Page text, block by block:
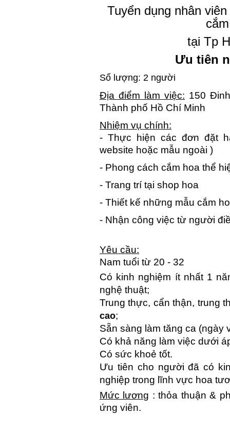
Tuyển dụng nhân
tại Tp
Ưu tiên
Số lượng: 2 người
Địa điểm làm việc: 150
Thành phố Hồ Chí Minh
Nhiệm vụ chính:
- Thực hiện các đơn đặt
website hoặc mẫu ngoài )
- Phong cách cắm hoa thể
- Trang trí tại shop hoa
- Thiết kế những mẫu cắm
- Nhận công việc từ người
Yêu cầu:
Nam tuổi từ 20 - 32
Có kinh nghiệm ít nhất 1
nghệ thuật;
Trung thực, cẩn thận, trung
cao;
Sẵn sàng làm tăng ca (ngày
Có khả năng làm việc dưới
Có sức khoẻ tốt.
Ưu tiên cho người đã có
nghiệp trong lĩnh vực hoa
Mức lương : thỏa thuận &
ứng viên.